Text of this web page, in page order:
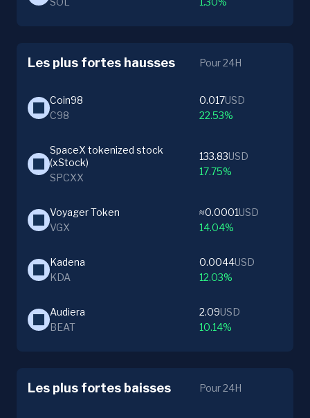
Les plus fortes hausses Pour 24H
Coin98
C98
0.017USD
22.53%
SpaceX tokenized stock
(xStock)
SPCXX
133.83USD
17.75%
Voyager Token
VGX
≈0.0001USD
14.04%
Kadena
KDA
0.0044USD
12.03%
Audiera
BEAT
2.09USD
10.14%
Les plus fortes baisses Pour 24H